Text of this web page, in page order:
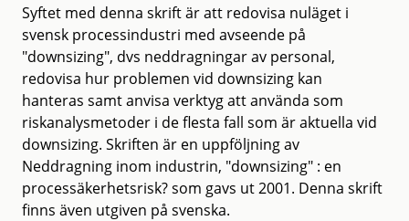
Syftet med denna skrift är att redovisa nuläget i
svensk processindustri med avseende på
"downsizing", dvs neddragningar av personal,
redovisa hur problemen vid downsizing kan
hanteras samt anvisa verktyg att använda som
riskanalysmetoder i de flesta fall som är aktuella vid
downsizing. Skriften är en uppföljning av
Neddragning inom industrin, "downsizing" : en
processäkerhetsrisk? som gavs ut 2001. Denna skrift
finns även utgiven på svenska.